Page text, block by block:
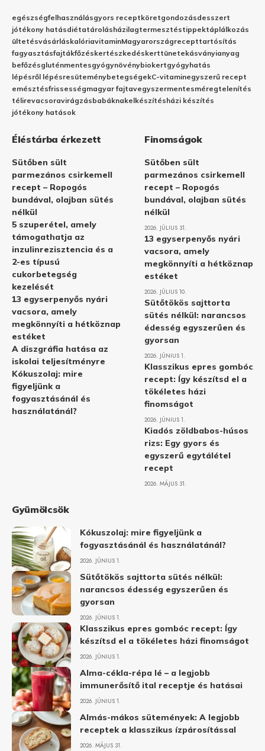
egészségfelhasználásgyors receptköretgondozásdesszert
jótékony hatásdiétatárolásházilagtermesztéstippektáplálkozás
ültetésvásárláskalóriavitaminMagyarországrecepttartósítás
fagyasztásfajtákfőzéskertészkedéskerttünetekásványianyag
befőzésgluténmentesgyógynövénybiokertgyógyhatás
lépésről lépésresüteménybetegségekC-vitaminegyszerű recept
emésztésfrissességmagyar fajtavegyszermentesméregtelenítés
télirevacsoravirágzásbabáknakelkészítésházi készítés
jótékony hatások
Éléstárba érkezett
Sütőben sült
parmezános csirkemell
recept – Ropogós
bundával, olajban sütés
nélkül
5 szuperétel, amely
támogathatja az
inzulinrezisztencia és a
2-es típusú
cukorbetegség
kezelését
13 egyserpenyős nyári
vacsora, amely
megkönnyíti a hétköznap
estéket
A diszgráfia hatása az
iskolai teljesítményre
Kókuszolaj: mire
figyeljünk a
fogyasztásánál és
használatánál?
Finomságok
Sütőben sült
parmezános csirkemell
recept – Ropogós
bundával, olajban sütés
nélkül
2026. JÚLIUS 31.
13 egyserpenyős nyári
vacsora, amely
megkönnyíti a hétköznap
estéket
2026. JÚLIUS 10.
Sütőtökös sajttorta
sütés nélkül: narancsos
édesség egyszerűen és
gyorsan
2026. JÚNIUS 1.
Klasszikus epres gombóc
recept: Így készítsd el a
tökéletes házi
finomságot
2026. JÚNIUS 1.
Kiadós zöldbabos-húsos
rizs: Egy gyors és
egyszerű egytálétel
recept
2026. MÁJUS 31.
Gyümölcsök
Kókuszolaj: mire figyeljünk a
fogyasztásánál és használatánál?
2026. JÚNIUS 1.
Sütőtökös sajttorta sütés nélkül:
narancsos édesség egyszerűen és
gyorsan
2026. JÚNIUS 1.
Klasszikus epres gombóc recept: Így
készítsd el a tökéletes házi finomságot
2026. JÚNIUS 1.
Alma-cékla-répa lé – a legjobb
immunerősítő ital receptje és hatásai
2026. JÚNIUS 1.
Almás-mákos sütemények: A legjobb
receptek a klasszikus ízpárosítással
2026. MÁJUS 31.